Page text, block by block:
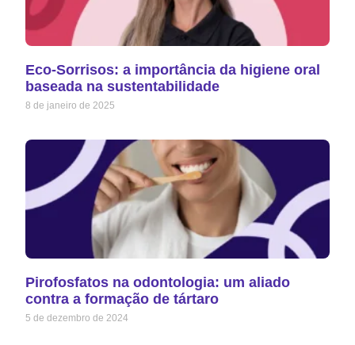
Eco-Sorrisos: a importância da higiene oral
baseada na sustentabilidade
8 de janeiro de 2025
Pirofosfatos na odontologia: um aliado
contra a formação de tártaro
5 de dezembro de 2024